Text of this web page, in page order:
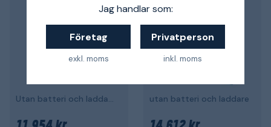
Jag handlar som:
Företag
exkl. moms
Privatperson
inkl. moms
Utan batteri och laddare utan batteri och laddare